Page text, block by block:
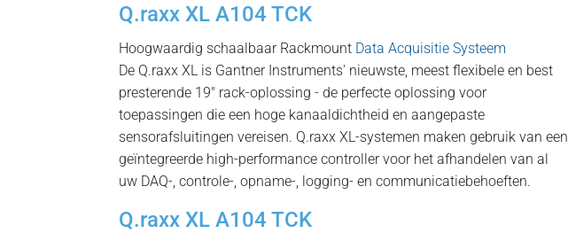
Q.raxx XL A104 TCK
Hoogwaardig schaalbaar Rackmount Data Acquisitie Systeem
De Q.raxx XL is Gantner Instruments' nieuwste, meest flexibele en best
presterende 19″ rack-oplossing - de perfecte oplossing voor
toepassingen die een hoge kanaaldichtheid en aangepaste
sensorafsluitingen vereisen. Q.raxx XL-systemen maken gebruik van een
geïntegreerde high-performance controller voor het afhandelen van al
uw DAQ-, controle-, opname-, logging- en communicatiebehoeften.
Q.raxx XL A104 TCK